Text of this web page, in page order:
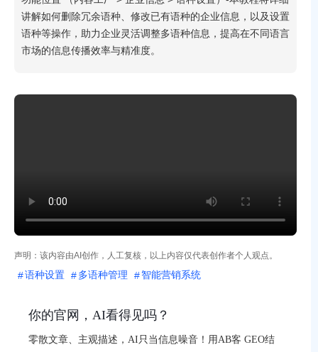
讲解如何删除冗余语种、修改已有语种的企业信息，以及设置
语种等操作，助力企业灵活调整多语种信息，提高在不同语言
市场的信息传播效率与精准度。
声明：该内容由AI创作，人工复核，以上内容仅代表创作者个人观点。
语种设置 多语种管理 智能营销系统
你的官网，AI看得见吗？
零散文章、主观描述，AI只当信息噪音！用AB客 GEO结